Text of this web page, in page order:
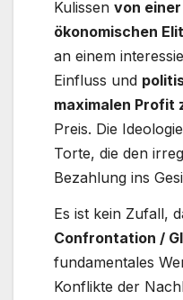
Kulissen von
ökonomischen
an einem
Einfluss und
maximalen Profit
Preis. Die
Torte, die den
Bezahlung ins
Es ist kein Zufall,
Confrontation /
fundamentales
Konflikte der